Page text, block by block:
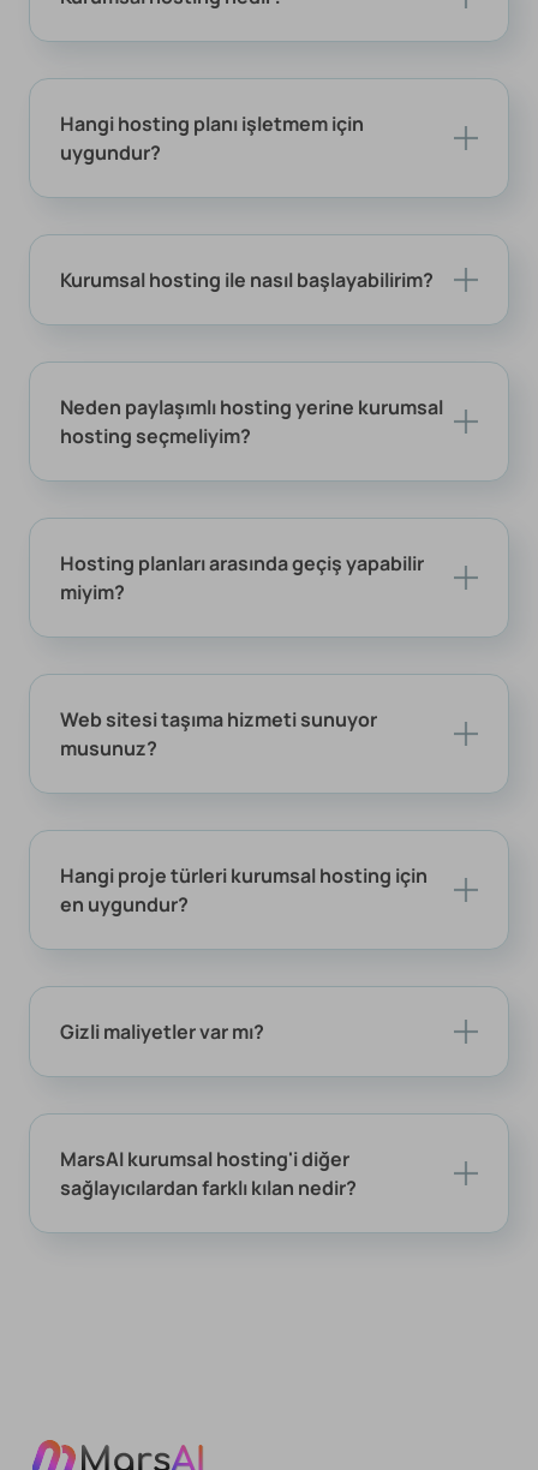
Hangi hosting planı işletmem için
uygundur?
Kurumsal hosting ile nasıl başlayabilirim?
Neden paylaşımlı hosting yerine kurumsal
hosting seçmeliyim?
Hosting planları arasında geçiş yapabilir
miyim?
Web sitesi taşıma hizmeti sunuyor
musunuz?
Hangi proje türleri kurumsal hosting için
en uygundur?
Gizli maliyetler var mı?
MarsAI kurumsal hosting'i diğer
sağlayıcılardan farklı kılan nedir?